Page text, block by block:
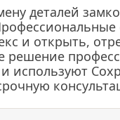
деталей
и открыть,
решение
используют